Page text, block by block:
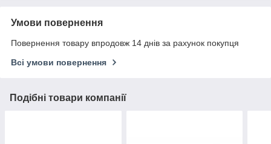
Умови повернення
Повернення товару впродовж 14 днів за рахунок покупця
Всі умови повернення
Подібні товари компанії